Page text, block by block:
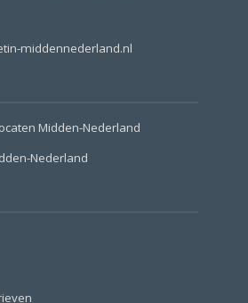
middennederland.nl
Midden-Nederland
Nederland